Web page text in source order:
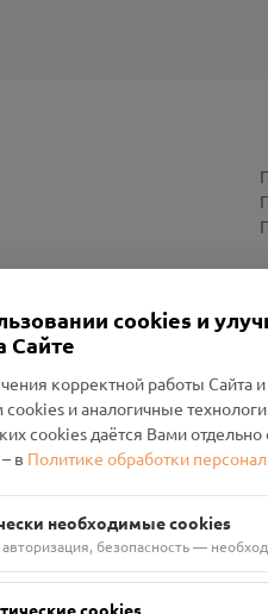
Проект Помним»
г. Рудня, улица
cookies и
Сайте
корректной работы Сайта
cookies и аналогичные
cookies даётся Вами
в Политике обработки
необходимые cookies
авторизация, безопасность —
cookies